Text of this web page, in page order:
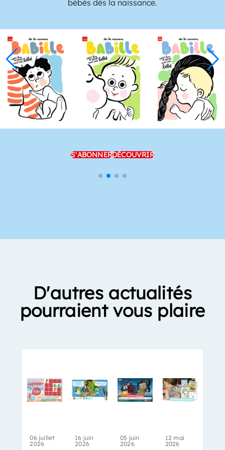
grandit en compagnie de héros rassurants.
D'autres actualités
pourraient vous plaire
06 juillet
2026
16 juin
2026
05 juin
2026
12 mai
2026